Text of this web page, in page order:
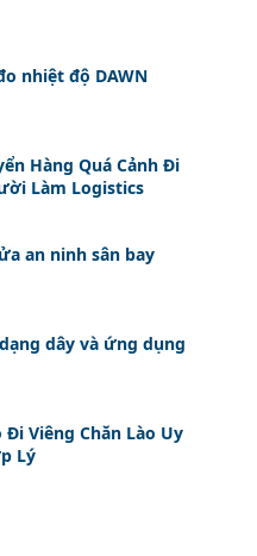
nhiệt độ DAWN
Hàng Quá Cảnh Đi
Làm Logistics
an ninh sân bay
dây và ứng dụng
Đi Viêng Chăn Lào Uy
Lý